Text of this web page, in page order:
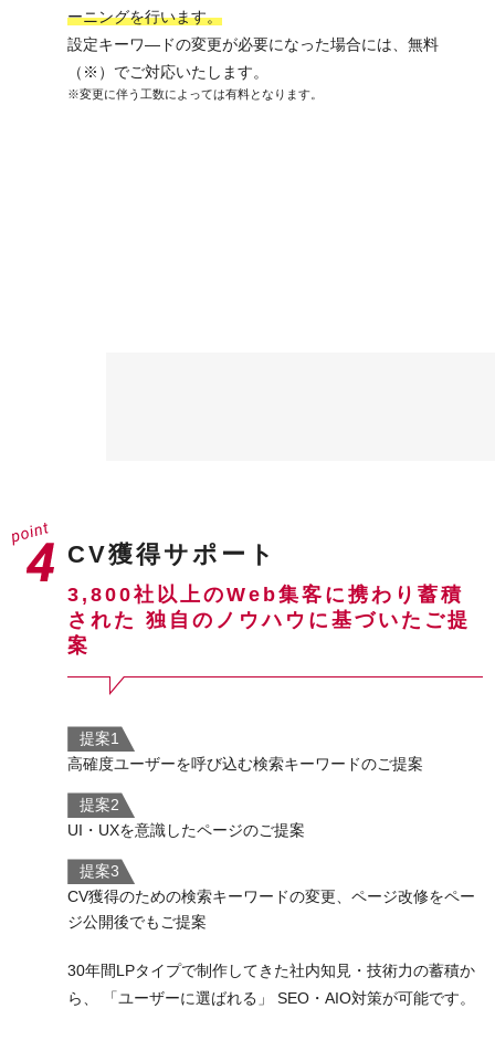
ーニングを行います。
設定キーワ―ドの変更が必要になった場合には、無料
（※）でご対応いたします。
※変更に伴う工数によっては有料となります。
CV獲得サポート
3,800社以上のWeb集客に携わり蓄積
された 独自のノウハウに基づいたご提
案
提案1
高確度ユーザーを呼び込む検索キーワードのご提案
提案2
UI・UXを意識したページのご提案
提案3
CV獲得のための検索キーワードの変更、ページ改修をペー
ジ公開後でもご提案
30年間LPタイプで制作してきた社内知見・技術力の蓄積か
ら、 「ユーザーに選ばれる」 SEO・AIO対策が可能です。